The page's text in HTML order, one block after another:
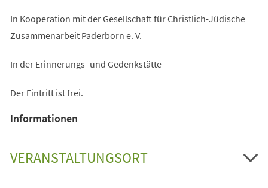
In Kooperation mit der Gesellschaft für Christlich-Jüdische
Zusammenarbeit Paderborn e. V.
In der Erinnerungs- und Gedenkstätte
Der Eintritt ist frei.
Informationen
VERANSTALTUNGSORT